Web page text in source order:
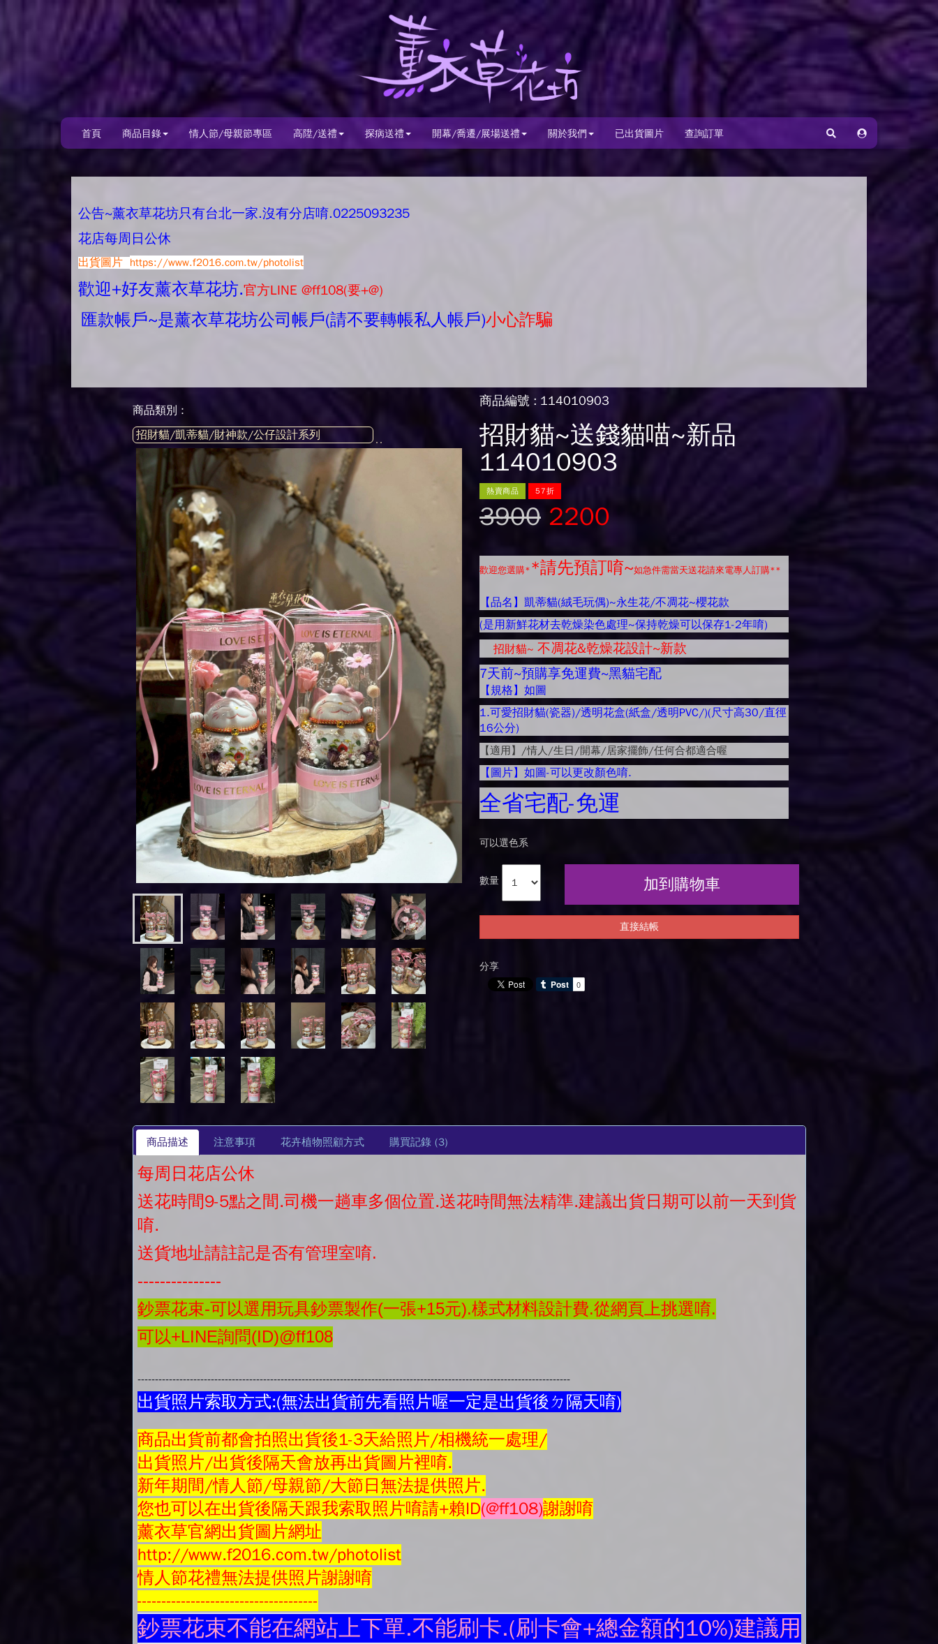
首頁 商品目錄 情人節/母親節專區 高陞/送禮 探病送禮 開幕/喬遷/展場送禮 關於我們 已出貨圖片 查詢訂單
公告~薰衣草花坊只有台北一家.沒有分店唷.0225093235
花店每周日公休
出貨圖片 https://www.f2016.com.tw/photolist
歡迎+好友薰衣草花坊.官方LINE @ff108(要+@)
匯款帳戶~是薰衣草花坊公司帳戶(請不要轉帳私人帳戶)小心詐騙
商品類別 :
商品編號 : 114010903
招財貓~送錢貓喵~新品
114010903
熱賣商品 57折
3900 2200
歡迎您選購**請先預訂唷~如急件需當天送花請來電專人訂購**
【品名】凱蒂貓(絨毛玩偶)~永生花/不凋花~櫻花款
(是用新鮮花材去乾燥染色處理~保持乾燥可以保存1-2年唷)
招財貓~ 不凋花&乾燥花設計~新款
7天前~預購享免運費~黑貓宅配
【規格】如圖
1.可愛招財貓(瓷器)/透明花盒(紙盒/透明PVC/)(尺寸高30/直徑
16公分)
【適用】/情人/生日/開幕/居家擺飾/任何合都適合喔
【圖片】如圖-可以更改顏色唷.
全省宅配-免運
可以選色系
數量 加到購物車
直接結帳
分享
商品描述 注意事項 花卉植物照顧方式 購買記錄 (3)
每周日花店公休
送花時間9-5點之間.司機一趟車多個位置.送花時間無法精準.建議出貨日期可以前一天到貨
唷.
送貨地址請註記是否有管理室唷.
---------------
鈔票花束-可以選用玩具鈔票製作(一張+15元).樣式材料設計費.從網頁上挑選唷.
可以+LINE詢問(ID)@ff108
----------------------------------------------------------------------------------------------------------------------------
出貨照片索取方式:(無法出貨前先看照片喔一定是出貨後ㄉ隔天唷)
商品出貨前都會拍照出貨後1-3天給照片/相機統一處理/
出貨照片/出貨後隔天會放再出貨圖片裡唷.
新年期間/情人節/母親節/大節日無法提供照片.
您也可以在出貨後隔天跟我索取照片唷請+賴ID(@ff108)謝謝唷
薰衣草官網出貨圖片網址
http://www.f2016.com.tw/photolist
情人節花禮無法提供照片謝謝唷
-------------------------------------
鈔票花束不能在網站上下單.不能刷卡.(刷卡會+總金額的10%)建議用